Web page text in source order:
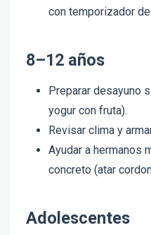
con temporizador
8–12 años
Preparar desayuno
yogur con fruta).
Revisar clima y
Ayudar a hermanos
concreto (atar
Adolescentes